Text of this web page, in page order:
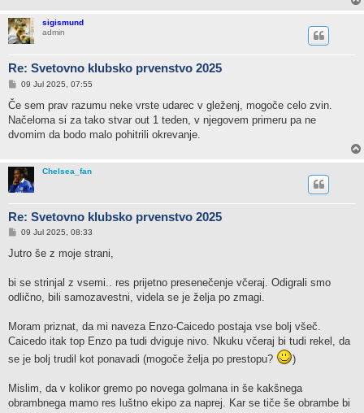
sigismund
admin
Re: Svetovno klubsko prvenstvo 2025
P
s
09 Jul 2025, 07:55
Če sem prav razumu neke vrste udarec v gleženj, mogoče celo zvin.
Načeloma si za tako stvar out 1 teden, v njegovem primeru pa ne
dvomim da bodo malo pohitrili okrevanje.
Chelsea_fan
Re: Svetovno klubsko prvenstvo 2025
P
s
09 Jul 2025, 08:33
Jutro še z moje strani,
bi se strinjal z vsemi.. res prijetno presenečenje včeraj. Odigrali smo
odlično, bili samozavestni, videla se je želja po zmagi.
Moram priznat, da mi naveza Enzo-Caicedo postaja vse bolj všeč.
Caicedo itak top Enzo pa tudi dviguje nivo. Nkuku včeraj bi tudi rekel, da
se je bolj trudil kot ponavadi (mogoče želja po prestopu?
)
Mislim, da v kolikor gremo po novega golmana in še kakšnega
obrambnega mamo res luštno ekipo za naprej. Kar se tiče še obrambe bi